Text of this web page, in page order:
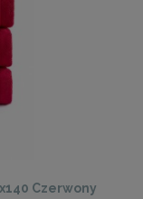
Czerwony